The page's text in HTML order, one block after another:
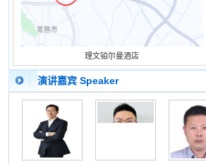
理文铂尔曼酒店
演讲嘉宾 Speaker